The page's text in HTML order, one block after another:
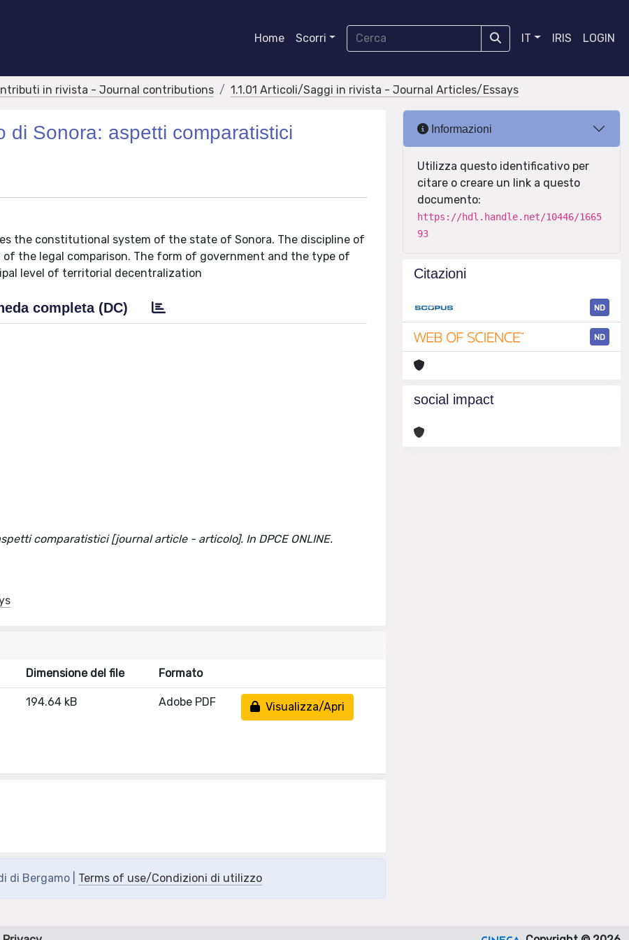
Home Scorri IT IRIS LOGIN
in rivista - Journal contributions 1.1.01 Articoli/Saggi in rivista - Journal Articles/Essays
di Sonora: aspetti comparatistici
the constitutional system of the state of Sonora. The discipline of
the legal comparison. The form of government and the type of
level of territorial decentralization
completa (DC)
comparatistici [journal article - articolo]. In DPCE ONLINE.
Dimensione del file Formato
194.64 kB Adobe PDF Visualizza/Apri
di Bergamo | Terms of use/Condizioni di utilizzo
Informazioni
Utilizza questo identificativo per
citare o creare un link a questo
documento:
https://hdl.handle.net/10446/1665
93
Citazioni
ND
ND
social impact